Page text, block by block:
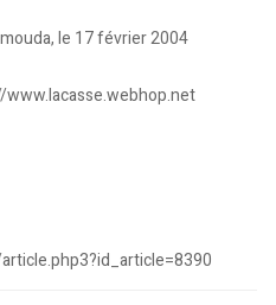
le 17 février 2004
www.lacasse.webhop.net